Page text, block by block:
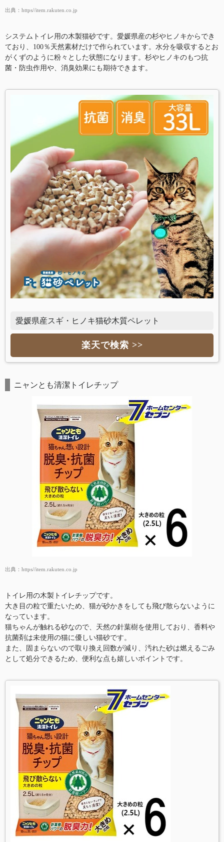
出典： https//item.rakuten.co.jp
システムトイレ用の木製猫砂です。愛媛県産の杉やヒノキからでき
ており、100％天然素材だけで作られています。水分を吸収するとお
がくずのように粉々とした状態になります。杉やヒノキのもつ抗
菌・防虫作用や、消臭効果にも期待できます。
愛媛県産スギ・ヒノキ猫砂木質ペレット
楽天で検索 >>
ニャンとも清潔トイレチップ
出典： https//item.rakuten.co.jp
トイレ用の木製トイレチップです。
大き目の粒で重たいため、猫が砂かきをしても飛び散らないように
なっています。
猫ちゃんが触れる砂なので、天然の針葉樹を使用しており、香料や
抗菌剤は未使用の猫に優しい猫砂です。
また、固まらないので取り換え回数が減り、汚れた砂は燃えるごみ
として処分できるため、便利な点も嬉しいポイントです。